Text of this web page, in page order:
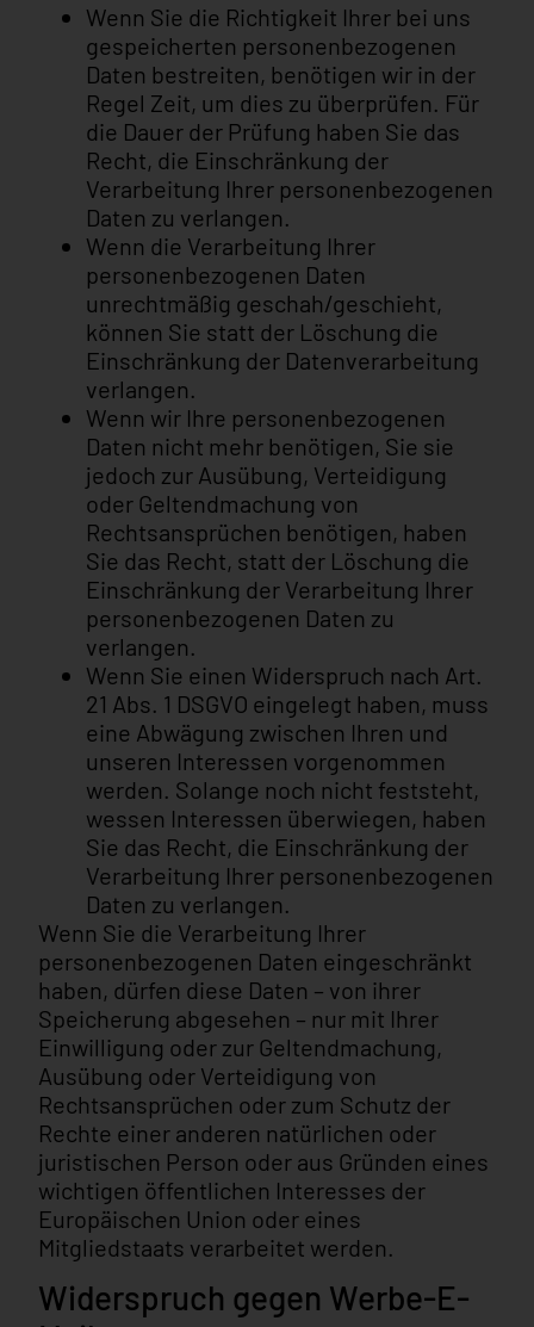
Wenn Sie die Richtigkeit Ihrer bei uns
gespeicherten personenbezogenen
Daten bestreiten, benötigen wir in der
Regel Zeit, um dies zu überprüfen. Für
die Dauer der Prüfung haben Sie das
Recht, die Einschränkung der
Verarbeitung Ihrer personenbezogenen
Daten zu verlangen.
Wenn die Verarbeitung Ihrer
personenbezogenen Daten
unrechtmäßig geschah/geschieht,
können Sie statt der Löschung die
Einschränkung der Datenverarbeitung
verlangen.
Wenn wir Ihre personenbezogenen
Daten nicht mehr benötigen, Sie sie
jedoch zur Ausübung, Verteidigung
oder Geltendmachung von
Rechtsansprüchen benötigen, haben
Sie das Recht, statt der Löschung die
Einschränkung der Verarbeitung Ihrer
personenbezogenen Daten zu
verlangen.
Wenn Sie einen Widerspruch nach Art.
21 Abs. 1 DSGVO eingelegt haben, muss
eine Abwägung zwischen Ihren und
unseren Interessen vorgenommen
werden. Solange noch nicht feststeht,
wessen Interessen überwiegen, haben
Sie das Recht, die Einschränkung der
Verarbeitung Ihrer personenbezogenen
Daten zu verlangen.
Wenn Sie die Verarbeitung Ihrer
personenbezogenen Daten eingeschränkt
haben, dürfen diese Daten – von ihrer
Speicherung abgesehen – nur mit Ihrer
Einwilligung oder zur Geltendmachung,
Ausübung oder Verteidigung von
Rechtsansprüchen oder zum Schutz der
Rechte einer anderen natürlichen oder
juristischen Person oder aus Gründen eines
wichtigen öffentlichen Interesses der
Europäischen Union oder eines
Mitgliedstaats verarbeitet werden.
Widerspruch gegen Werbe-E-
NEWSLETTER
In regelmäßigen Abständen informieren wir Sie
wichtigsten Themen aus der Galerie-Meinlschmidt. Nutzen
durch unseren Newsletter die neuesten Informationen
jeden Aufwand zu erhalten.
Ich habe die Richtlinien zum
und bin damit einverstanden.